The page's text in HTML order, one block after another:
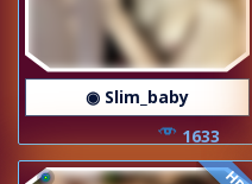
◉ Slim_baby
1633